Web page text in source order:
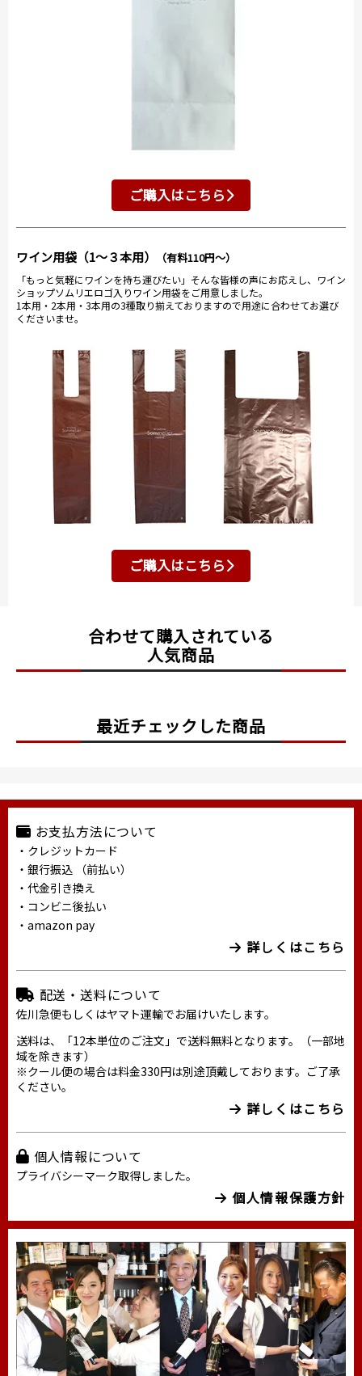
ご購入はこちら
ワイン用袋（1～３本用） （有料110円～）
「もっと気軽にワインを持ち運びたい」そんな皆様の声にお応えし、ワイン
ショップソムリエロゴ入りワイン用袋をご用意しました。
1本用・2本用・3本用の3種取り揃えておりますので用途に合わせてお選び
くださいませ。
ご購入はこちら
合わせて購入されている
人気商品
最近チェックした商品
お支払方法について
・クレジットカード
・銀行振込 （前払い）
・代金引き換え
・コンビニ後払い
・amazon pay
詳しくはこちら
配送・送料について
佐川急便もしくはヤマト運輸でお届けいたします。
送料は、「12本単位のご注文」で送料無料となります。（一部地
域を除きます）
※クール便の場合は料金330円は別途頂戴しております。ご了承
ください。
詳しくはこちら
個人情報について
プライバシーマーク取得しました。
個人情報保護方針